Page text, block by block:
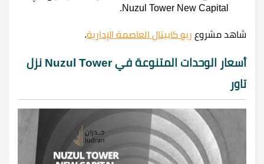
Nuzul Tower New Capital.
شاهد مشروع ريو كابيتال العاصمة الإدارية.
أسعار الوحدات المتنوعة في Nuzul Tower نزل
تاور